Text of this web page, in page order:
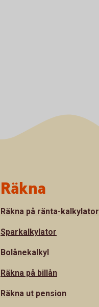
Räkna
Räkna på ränta-kalkylator
Sparkalkylator
Bolånekalkyl
Räkna på billån
Räkna ut pension